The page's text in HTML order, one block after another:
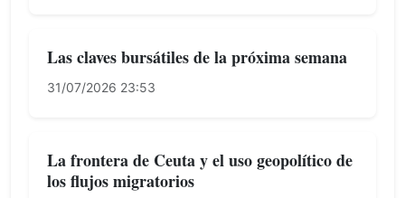
Las claves bursátiles de la próxima semana
31/07/2026 23:53
La frontera de Ceuta y el uso geopolítico de
los flujos migratorios